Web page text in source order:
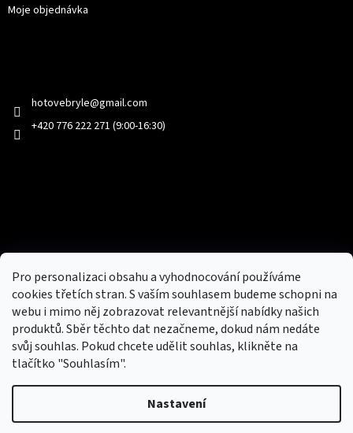
Pro personalizaci obsahu a vyhodnocování používáme
cookies třetích stran. S vaším souhlasem budeme schopni na
webu i mimo něj zobrazovat relevantnější nabídky našich
produktů. Sběr těchto dat nezačneme, dokud nám nedáte
svůj souhlas. Pokud chcete udělit souhlas, klikněte na
tlačítko "Souhlasím".
Nastavení
Moje objednávka
hotovebryle@gmail.com
+420 776 222 271 (9:00-16:30)
Nový obchod s batohy, cestovními zavazadly, tašky a peněženky